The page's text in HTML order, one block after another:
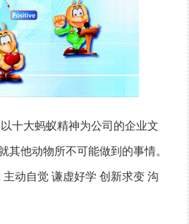
十大蚂蚁精神为公司的企业文
他动物所不可能做到的事情。
动自觉 谦虚好学 创新求变 沟